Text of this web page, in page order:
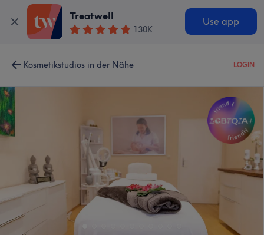
Treatwell
130K
Use app
Kosmetikstudios in der Nähe LOGIN